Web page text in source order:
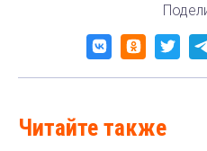
Читайте также